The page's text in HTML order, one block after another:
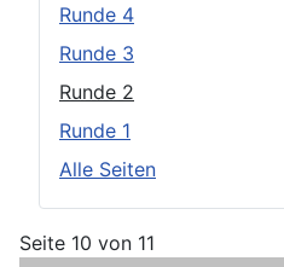
Runde 4
Runde 3
Runde 2
Runde 1
Alle Seiten
Seite 10 von 11